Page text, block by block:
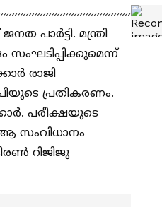
പാർട്ടി. മന്ത്രി
സംഘടിപ്പിക്കുമെന്ന്
രാജി
പ്രതികരണം.
പരീക്ഷയുടെ
സംവിധാനം
റിജിജു